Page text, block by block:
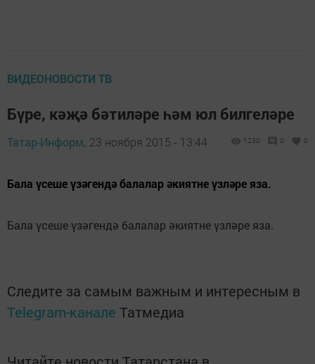
ВИДЕОНОВОСТИ ТВ
Бүре, кәҗә бәтиләре һәм юл билгеләре
Татар-Информ, 23 ноября 2015 - 13:44 1230 0 0
Бала үсеше үзәгендә балалар әкиятне үзләре яза.
Бала үсеше үзәгендә балалар әкиятне үзләре яза.
Следите за самым важным и интересным в
Telegram-канале Татмедиа